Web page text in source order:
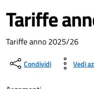
Tariffe
Dettagli del
Tariffe anno 2025/26
Condividi Vedi